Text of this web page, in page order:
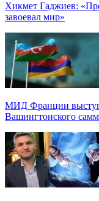
Хикмет Гаджиев:
завоевал мир»
МИД Франции
Вашингтонского